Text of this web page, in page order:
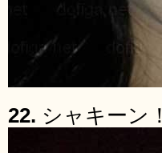
22. シャキーン！